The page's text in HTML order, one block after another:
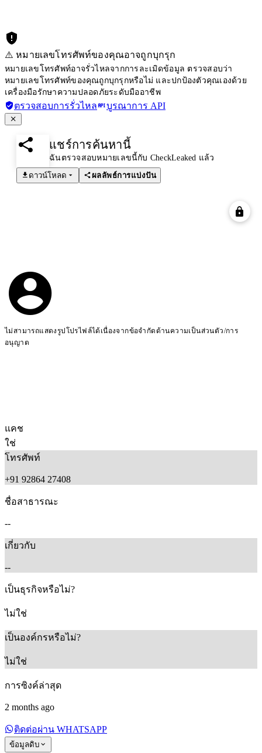
⚠️ หมายเลขโทรศัพท์ของคุณอาจถูกบุกรุก
หมายเลขโทรศัพท์อาจรั่วไหลจากการละเมิดข้อมูล ตรวจสอบว่า
หมายเลขโทรศัพท์ของคุณถูกบุกรุกหรือไม่ และปกป้องตัวคุณเองด้วย
เครื่องมือรักษาความปลอดภัยระดับมืออาชีพ
ตรวจสอบการรั่วไหล บูรณาการ API
แชร์การค้นหานี้
ฉันตรวจสอบหมายเลขนี้กับ CheckLeaked แล้ว
ดาวน์โหลด
ผลลัพธ์การแบ่งปัน
ไม่สามารถแสดงรูปโปรไฟล์ได้เนื่องจากข้อจำกัดด้านความเป็นส่วนตัว/การ
อนุญาต
แคช
ใช่
โทรศัพท์
+91 92864 27408
ชื่อสาธารณะ
--
เกี่ยวกับ
--
เป็นธุรกิจหรือไม่?
ไม่ใช่
เป็นองค์กรหรือไม่?
ไม่ใช่
การซิงค์ล่าสุด
2 months ago
ติดต่อผ่าน WHATSAPP
ข้อมูลดิบ